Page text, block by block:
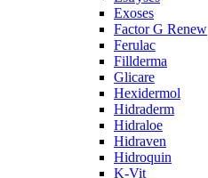
Exoses
Factor G Renew
Ferulac
Fillderma
Glicare
Hexidermol
Hidraderm
Hidraloe
Hidraven
Hidroquin
K-Vit